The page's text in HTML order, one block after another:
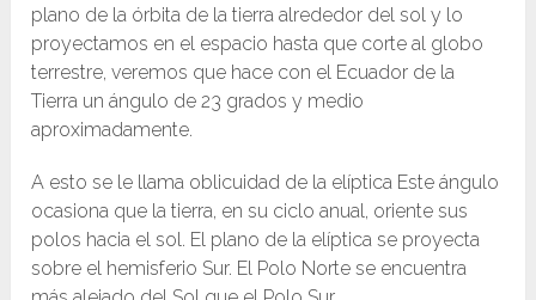
plano de la órbita de la tierra alrededor del sol y lo
proyectamos en el espacio hasta que corte al globo
terrestre, veremos que hace con el Ecuador de la
Tierra un ángulo de 23 grados y medio
aproximadamente.
A esto se le llama oblicuidad de la elíptica Este ángulo
ocasiona que la tierra, en su ciclo anual, oriente sus
polos hacia el sol. El plano de la elíptica se proyecta
sobre el hemisferio Sur. El Polo Norte se encuentra